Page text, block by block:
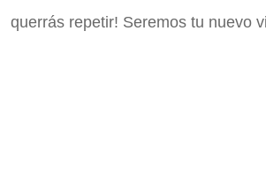
querrás repetir! Seremos tu nuevo